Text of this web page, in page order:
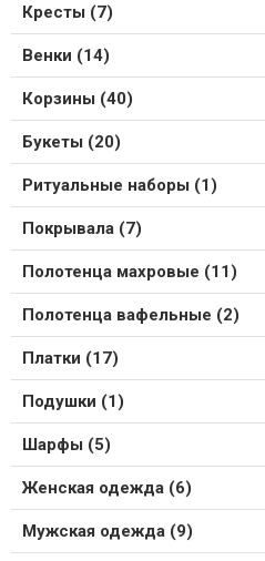
Кресты (7)
Венки (14)
Корзины (40)
Букеты (20)
Ритуальные наборы (1)
Покрывала (7)
Полотенца махровые (11)
Полотенца вафельные (2)
Платки (17)
Подушки (1)
Шарфы (5)
Женская одежда (6)
Мужская одежда (9)